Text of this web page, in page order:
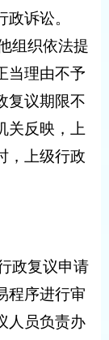
诉讼。
组织依法提
当理由不予
复议期限不
关反映，上
，上级行政
政复议申请
程序进行审
人员负责办